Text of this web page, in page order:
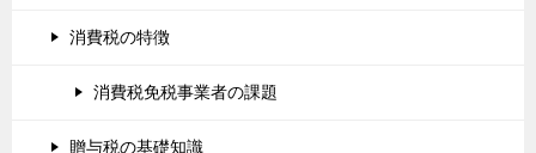
消費税の特徴
消費税免税事業者の課題
贈与税の基礎知識